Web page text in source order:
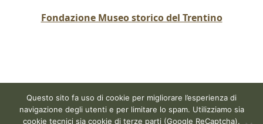
Fondazione Museo storico del Trentino
Questo sito fa uso di cookie per migliorare l’esperienza di
navigazione degli utenti e per limitare lo spam. Utilizziamo sia
cookie tecnici sia cookie di terze parti (Google ReCaptcha).